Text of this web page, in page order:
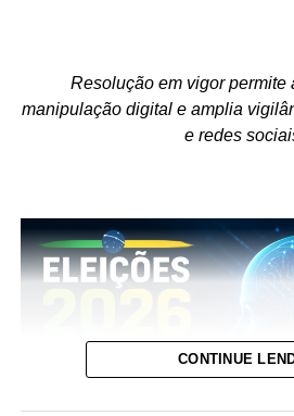
Resolução em vigor permite
manipulação digital e amplia
e redes
CONTINUE